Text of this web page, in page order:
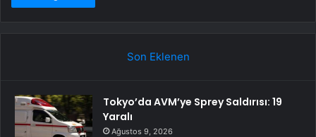
Son Eklenen
Tokyo’da AVM’ye Sprey Saldırısı: 19
Yaralı
Ağustos 9, 2026